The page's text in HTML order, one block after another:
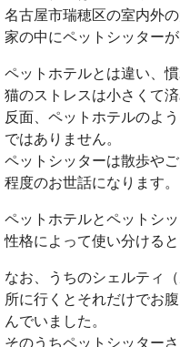
名古屋市瑞穂区の室内外
家の中にペットシッター
ペットホテルとは違い、
猫のストレスは小さくて済
反面、ペットホテルのよ
ではありません。
ペットシッターは散歩や
程度のお世話になります。
ペットホテルとペットシ
性格によって使い分けると
なお、うちのシェルティ
所に行くとそれだけでお
んでいました。
そのうちペットシッター